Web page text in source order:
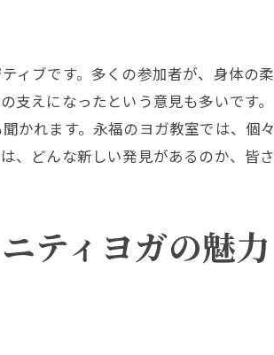
平和
むゆとりの時間
永福のマタニティヨガ体験
ヨガの取り組み
改善の声
ィブです。多くの参加者が、身体の
支えになったという意見も多いです
かれます。永福のヨガ教室では、個
、どんな新しい発見があるのか、皆
ティヨガの魅力